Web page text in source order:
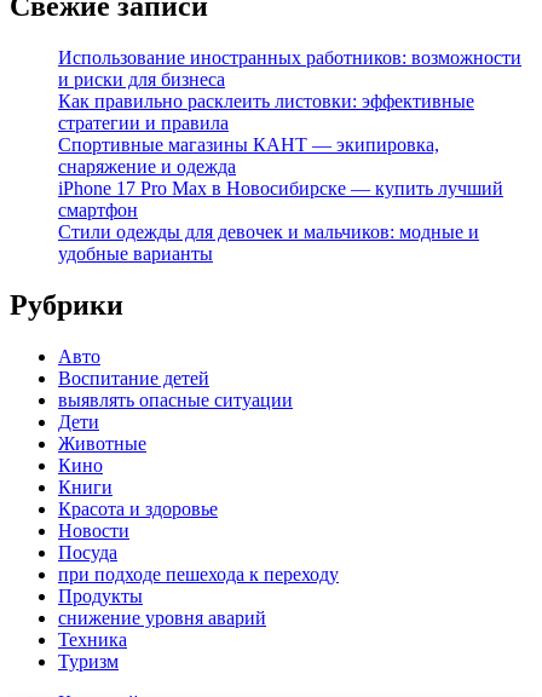
Использование иностранных работников: возможности
и риски для бизнеса
Как правильно расклеить листовки: эффективные
стратегии и правила
Спортивные магазины КАНТ — экипировка,
снаряжение и одежда
iPhone 17 Pro Max в Новосибирске — купить лучший
смартфон
Стили одежды для девочек и мальчиков: модные и
удобные варианты
Рубрики
Авто
Воспитание детей
выявлять опасные ситуации
Дети
Животные
Кино
Книги
Красота и здоровье
Новости
Посуда
при подходе пешехода к переходу
Продукты
снижение уровня аварий
Техника
Туризм